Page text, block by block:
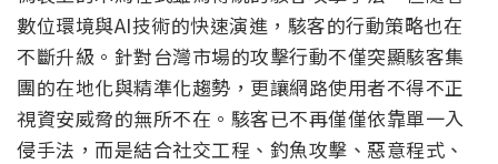
數位環境與AI技術的快速演進，駭客的行動策略也在
不斷升級。針對台灣市場的攻擊行動不僅突顯駭客集
團的在地化與精準化趨勢，更讓網路使用者不得不正
視資安威脅的無所不在。駭客已不再僅僅依靠單一入
侵手法，而是結合社交工程、釣魚攻擊、惡意程式、